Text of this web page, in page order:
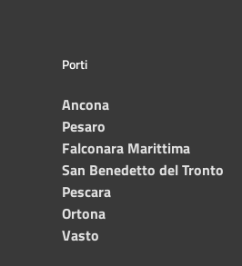
Porti
Ancona
Pesaro
Falconara Marittima
San Benedetto del Tronto
Pescara
Ortona
Vasto